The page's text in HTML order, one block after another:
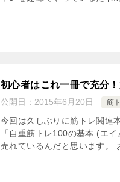
初心者はこれ一冊で充分
公開日： 2015年6月20日 筋
今回は久しぶりに筋トレ関連
「自重筋トレ100の基本 (エ
売れているんだと思います